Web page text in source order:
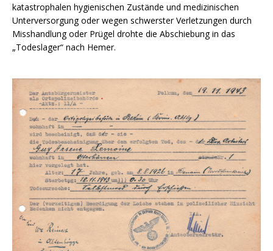
katastrophalen hygienischen Zustände und medizinischen
Unterversorgung oder wegen schwerster Verletzungen durch
Misshandlung oder Prügel drohte die Abschiebung in das
„Todeslager“ nach Hemer.